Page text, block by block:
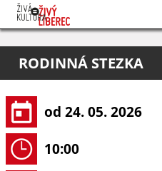
O projektu
Pořadatelé
RODINNÁ STEZKA
od 24. 05. 2026
10:00